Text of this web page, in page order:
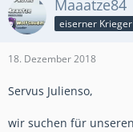
Maaatze84
eiserner Krieger
18. Dezember 2018
Servus Julienso,
wir suchen für